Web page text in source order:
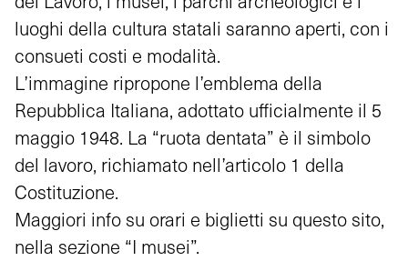
luoghi della cultura statali saranno aperti, con i
consueti costi e modalità.
L’immagine ripropone l’emblema della
Repubblica Italiana, adottato ufficialmente il 5
maggio 1948. La “ruota dentata” è il simbolo
del lavoro, richiamato nell’articolo 1 della
Costituzione.
Maggiori info su orari e biglietti su questo sito,
nella sezione “I musei”.